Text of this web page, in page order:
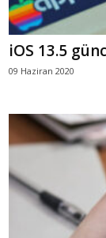
iOS 13.5
09 Haziran 2020